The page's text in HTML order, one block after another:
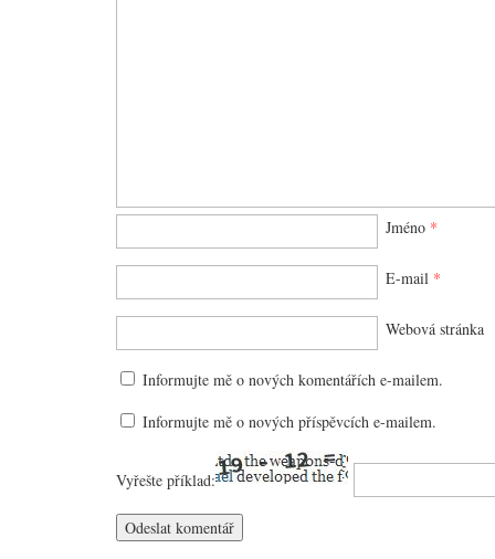
Jméno *
E-mail *
Webová stránka
Informujte mě o nových komentářích e-mailem.
Informujte mě o nových příspěvcích e-mailem.
Vyřešte příklad: